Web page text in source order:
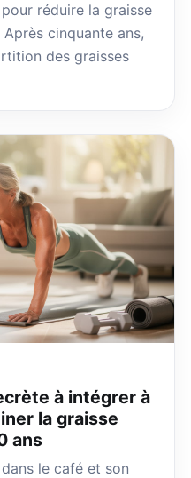
réduire la graisse
cinquante ans,
des graisses
à intégrer à
la graisse
ans
le café et son